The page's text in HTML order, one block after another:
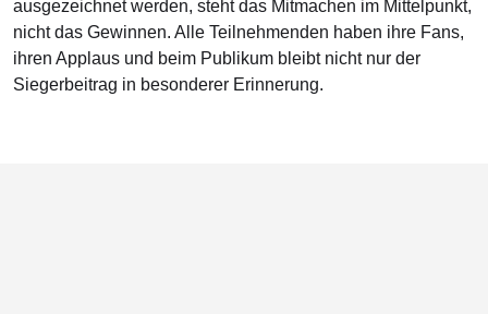
ausgezeichnet werden, steht das Mitmachen im Mittelpunkt,
nicht das Gewinnen. Alle Teilnehmenden haben ihre Fans,
ihren Applaus und beim Publikum bleibt nicht nur der
Siegerbeitrag in besonderer Erinnerung.